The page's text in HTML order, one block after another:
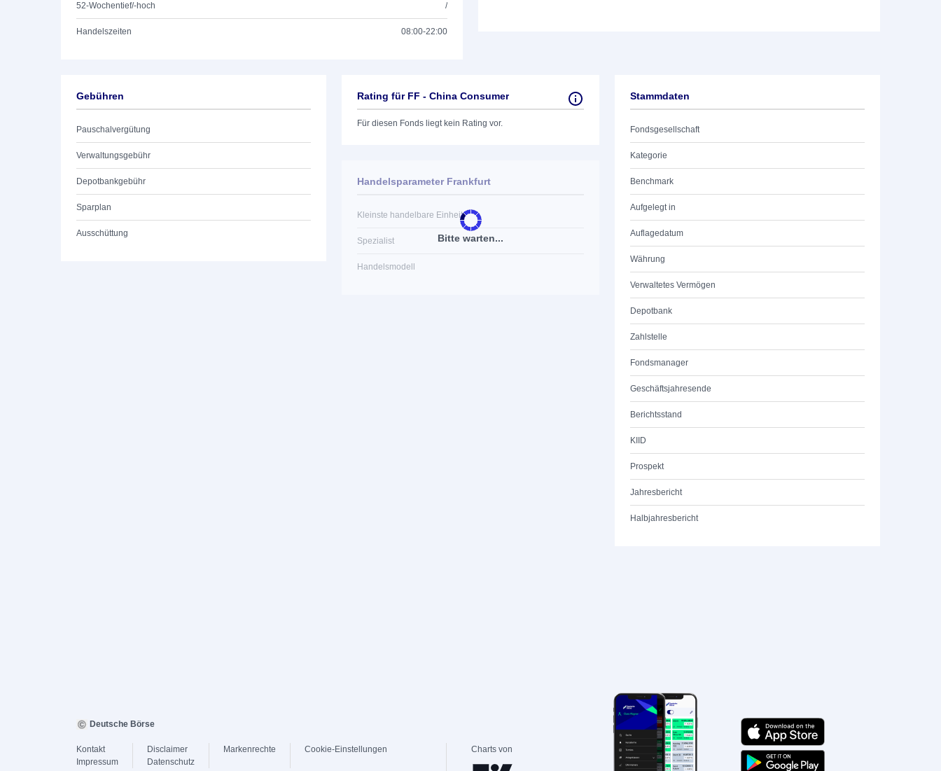
52-Wochentief/-hoch /
Handelszeiten 08:00-22:00
Gebühren
Pauschalvergütung
Verwaltungsgebühr
Depotbankgebühr
Sparplan
Ausschüttung
Rating für FF - China Consumer
Für diesen Fonds liegt kein Rating vor.
Bitte warten...
Handelsparameter Frankfurt
Kleinste handelbare Einheit
Spezialist
Handelsmodell
Stammdaten
Fondsgesellschaft
Kategorie
Benchmark
Aufgelegt in
Auflagedatum
Währung
Verwaltetes Vermögen
Depotbank
Zahlstelle
Fondsmanager
Geschäftsjahresende
Berichtsstand
KIID
Prospekt
Jahresbericht
Halbjahresbericht
Deutsche Börse
Kontakt
Impressum
Disclaimer
Datenschutz
Markenrechte Cookie-Einstellungen Charts von